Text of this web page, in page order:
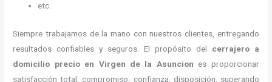
etc.
Siempre trabajamos de la mano con nuestros clientes, entregando
resultados confiables y seguros. El propósito del cerrajero a
domicilio precio en Virgen de la Asuncion es proporcionar
satisfacción total, compromiso, confianza, disposición, superando